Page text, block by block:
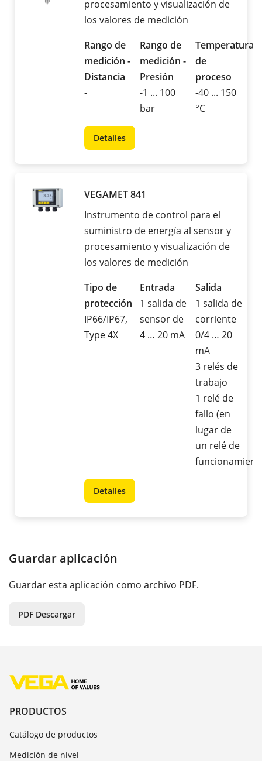
procesamiento y visualización de
los valores de medición
Rango de
medición -
Distancia
-
Rango de
medición -
Presión
-1 ... 100
bar
Temperatura
de
proceso
-40 ... 150
°C
Detalles
VEGAMET 841
Instrumento de control para el
suministro de energía al sensor y
procesamiento y visualización de
los valores de medición
Tipo de
protección
IP66/IP67,
Type 4X
Entrada
1 salida de
sensor de
4 … 20 mA
Salida
1 salida de
corriente
0/4 … 20
mA
3 relés de
trabajo
1 relé de
fallo (en
lugar de
un relé de
Detalles
Guardar aplicación
Guardar esta aplicación como archivo PDF.
PDF Descargar
PRODUCTOS
Catálogo de productos
Medición de nivel